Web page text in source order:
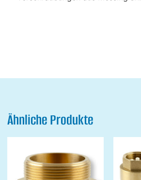
Ähnliche Produkte